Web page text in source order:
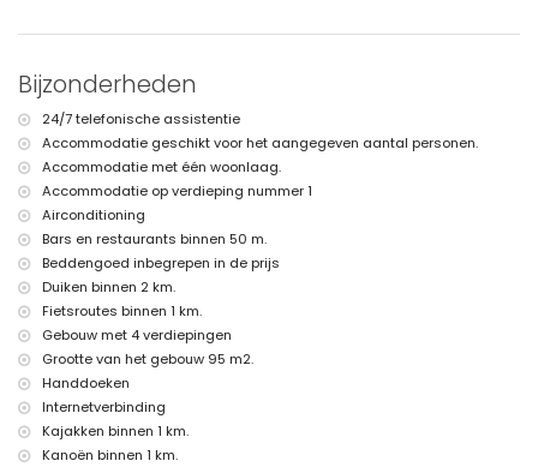
De accommodatie is zeer geschikt voor families met kinderen
Faciliteiten en diensten inbegrepen in de huurprijs van het
appartement
internet (WiFi)
strijkijzer en strijkplank
bedlinnen en handdoeken
receptieservice en 24-uurs noodservice
Faciliteiten en diensten tegen extra kosten
extra bed en kinderbed/ledikant (op aanvraag)
Vermaak en vrijetijdsbesteding voor uw vakantie in Jávea, Costa
bar, promenade (Paseo Marítimo en Jávea) (binnen 500 meter van
het huis)
bioscoop (binnen 1000 meter van het huis)
Bijzonderheden
24/7 telefonische assistentie
Accommodatie geschikt voor het aangegeven aantal personen.
Accommodatie met één woonlaag.
Accommodatie op verdieping nummer 1
Airconditioning
Bars en restaurants binnen 50 m.
Beddengoed inbegrepen in de prijs
Duiken binnen 2 km.
Fietsroutes binnen 1 km.
Gebouw met 4 verdiepingen
Grootte van het gebouw 95 m2.
Handdoeken
Internetverbinding
Kajakken binnen 1 km.
Kanoën binnen 1 km.